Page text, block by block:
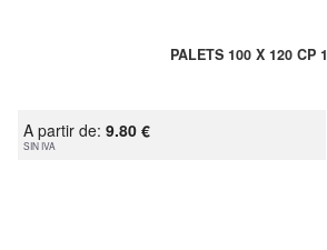
PALETS 100 X 120 CP 1
A partir de: 9.80 €
SIN IVA